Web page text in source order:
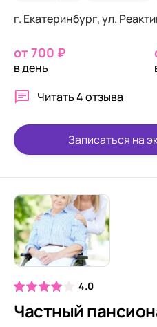
г. Екатеринбург, ул.
от 700 ₽
в день
Читать4 отзыва
Записаться на
4.0
Частный